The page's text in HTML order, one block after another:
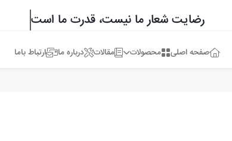
رضایت شعار ما نیست، قدرت ما است
صفحه اصلی محصولات مقالات درباره ما ارتباط باما